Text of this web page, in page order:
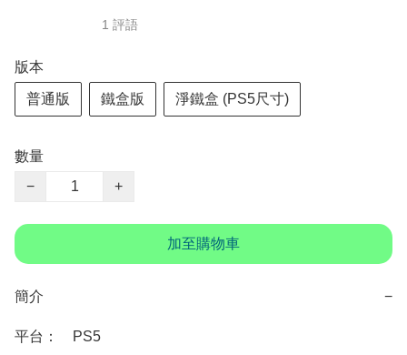
1 評語
版本
普通版 鐵盒版 淨鐵盒 (PS5尺寸)
數量
−
+
加至購物車
簡介 −
平台：　PS5